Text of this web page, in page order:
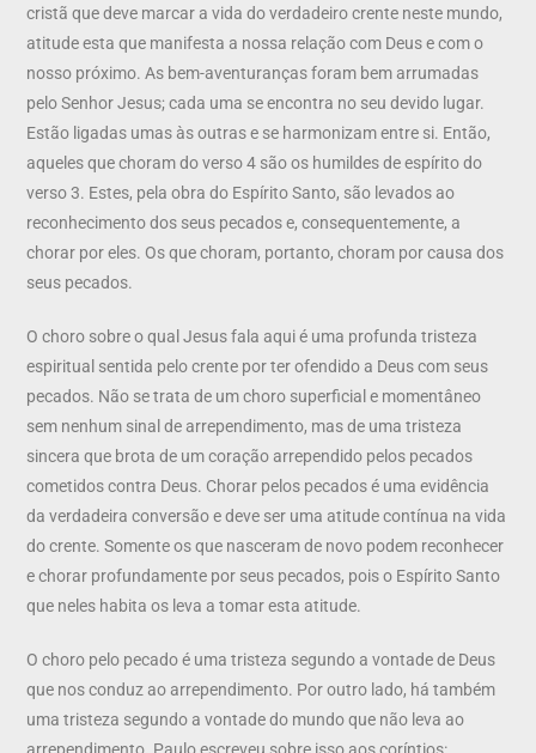
cristã que deve marcar a vida do verdadeiro crente neste mundo,
atitude esta que manifesta a nossa relação com Deus e com o
nosso próximo. As bem-aventuranças foram bem arrumadas
pelo Senhor Jesus; cada uma se encontra no seu devido lugar.
Estão ligadas umas às outras e se harmonizam entre si. Então,
aqueles que choram do verso 4 são os humildes de espírito do
verso 3. Estes, pela obra do Espírito Santo, são levados ao
reconhecimento dos seus pecados e, consequentemente, a
chorar por eles. Os que choram, portanto, choram por causa dos
seus pecados.
O choro sobre o qual Jesus fala aqui é uma profunda tristeza
espiritual sentida pelo crente por ter ofendido a Deus com seus
pecados. Não se trata de um choro superficial e momentâneo
sem nenhum sinal de arrependimento, mas de uma tristeza
sincera que brota de um coração arrependido pelos pecados
cometidos contra Deus. Chorar pelos pecados é uma evidência
da verdadeira conversão e deve ser uma atitude contínua na vida
do crente. Somente os que nasceram de novo podem reconhecer
e chorar profundamente por seus pecados, pois o Espírito Santo
que neles habita os leva a tomar esta atitude.
O choro pelo pecado é uma tristeza segundo a vontade de Deus
que nos conduz ao arrependimento. Por outro lado, há também
uma tristeza segundo a vontade do mundo que não leva ao
arrependimento. Paulo escreveu sobre isso aos coríntios: